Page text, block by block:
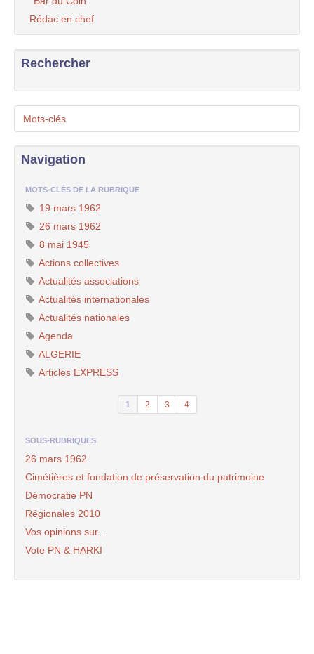
Rédac en chef
Rechercher
Mots-clés
Navigation
MOTS-CLÉS DE LA RUBRIQUE
19 mars 1962
26 mars 1962
8 mai 1945
Actions collectives
Actualités associations
Actualités internationales
Actualités nationales
Agenda
ALGERIE
Articles EXPRESS
1 2 3 4
SOUS-RUBRIQUES
26 mars 1962
Cimétières et fondation de préservation du patrimoine
Démocratie PN
Régionales 2010
Vos opinions sur...
Vote PN & HARKI